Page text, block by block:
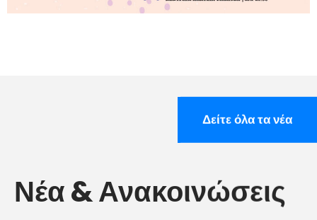
Νέα & Ανακοινώσεις
Δείτε όλα τα νέα